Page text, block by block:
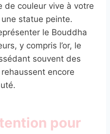
de couleur vive à votre
statue peinte.
le Bouddha
y compris l’or, le
souvent des
encore
pour